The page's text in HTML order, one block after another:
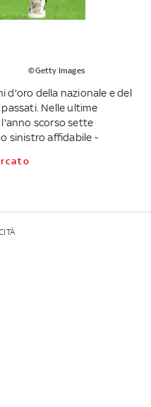
©Getty Images
d'oro della nazionale e del
Nelle ultime
scorso sette
sinistro affidabile -